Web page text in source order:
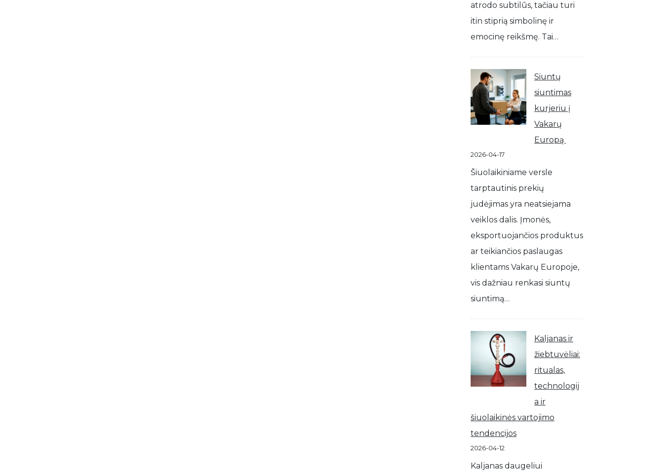
atrodo subtilūs, tačiau turi
itin stiprią simbolinę ir
emocinę reikšmę. Tai…
Siuntų
siuntimas
kurjeriu į
Vakarų
Europą
2026-04-17
Šiuolaikiniame versle
tarptautinis prekių
judėjimas yra neatsiejama
veiklos dalis. Įmonės,
eksportuojančios produktus
ar teikiančios paslaugas
klientams Vakarų Europoje,
vis dažniau renkasi siuntų
siuntimą…
Kaljanas ir
žiebtuvėliai:
ritualas,
technologij
a ir
šiuolaikinės vartojimo
tendencijos
2026-04-12
Kaljanas daugeliui